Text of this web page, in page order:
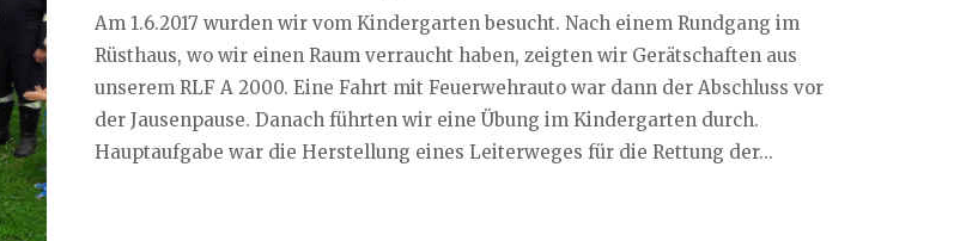
Am 1.6.2017 wurden wir vom Kindergarten besucht. Nach einem Rundgang im
Rüsthaus, wo wir einen Raum verraucht haben, zeigten wir Gerätschaften aus
unserem RLF A 2000. Eine Fahrt mit Feuerwehrauto war dann der Abschluss vor
der Jausenpause. Danach führten wir eine Übung im Kindergarten durch.
Hauptaufgabe war die Herstellung eines Leiterweges für die Rettung der...